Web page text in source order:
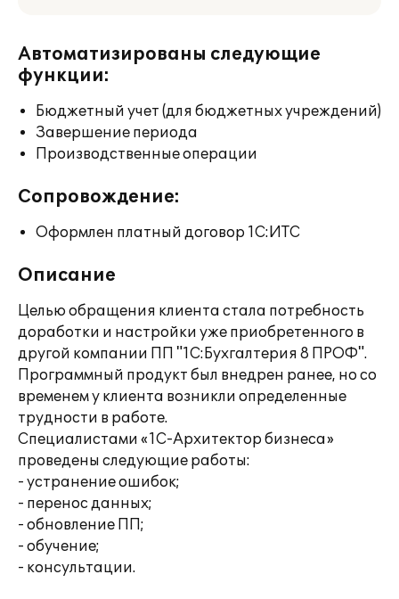
Автоматизированы следующие
функции:
Бюджетный учет (для бюджетных учреждений)
Завершение периода
Производственные операции
Сопровождение:
Оформлен платный договор 1С:ИТС
Описание
Целью обращения клиента стала потребность
доработки и настройки уже приобретенного в
другой компании ПП "1C:Бухгалтерия 8 ПРОФ".
Программный продукт был внедрен ранее, но со
временем у клиента возникли определенные
трудности в работе.
Специалистами «1С-Архитектор бизнеса»
проведены следующие работы:
- устранение ошибок;
- перенос данных;
- обновление ПП;
- обучение;
- консультации.